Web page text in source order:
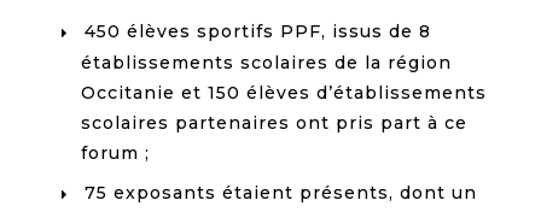
450 élèves sportifs PPF, issus de 8
établissements scolaires de la région
Occitanie et 150 élèves d’établissements
scolaires partenaires ont pris part à ce
forum ;
75 exposants étaient présents, dont un